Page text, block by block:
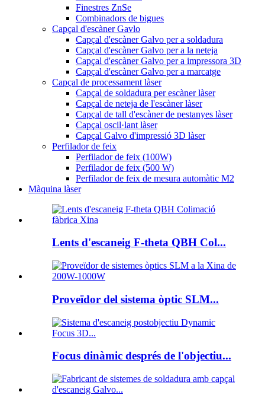
Finestres ZnSe
Combinadors de bigues
Capçal d'escàner Gavlo
Capçal d'escàner Galvo per a soldadura
Capçal d'escàner Galvo per a la neteja
Capçal d'escàner Galvo per a impressora 3D
Capçal d'escàner Galvo per a marcatge
Capçal de processament làser
Capçal de soldadura per escàner làser
Capçal de neteja de l'escàner làser
Capçal de tall d'escàner de pestanyes làser
Capçal oscil·lant làser
Capçal Galvo d'impressió 3D làser
Perfilador de feix
Perfilador de feix (100W)
Perfilador de feix (500 W)
Perfilador de feix de mesura automàtic M2
Màquina làser
Lents d'escaneig F-theta QBH Col...
Proveïdor del sistema òptic SLM...
Focus dinàmic després de l'objectiu...